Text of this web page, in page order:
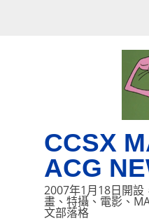
CCSX
ACG
2007年1月18日開設
畫、特攝、電影、
文部落格